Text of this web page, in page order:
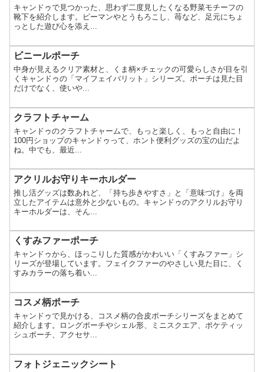
キャンドゥで見つかった、思わず二度見したくなる野菜モチーフの
靴下を紹介します。ピーマンやとうもろこし、苺など、足元にちょ
っとした遊び心を添え...
ビニールポーチ
中身が見えるクリア素材と、くま柄×チェックの可愛らしさが目を引
くキャンドゥの「マイフェイバリット」シリーズ。ポーチは見た目
だけでなく、使いや...
クラフトチャーム
キャンドゥのクラフトチャームで、もっと楽しく、もっと自由に！
100円ショップのキャンドゥって、ホント便利グッズの宝の山だよ
ね。中でも、最近...
アクリルお守りキーホルダー
推し活グッズは数あれど、「持ち歩きやすさ」と「意味づけ」を両
立したアイテムは意外と少ないもの。キャンドゥのアクリルお守り
キーホルダーは、そん...
くすみファーポーチ
キャンドゥから、ほっこりした質感がかわいい「くすみファー」シ
リーズが登場しています。フェイクファーのやさしい見た目に、く
すみカラーの落ち着い...
コスメ柄ポーチ
キャンドゥで見かける、コスメ柄の合皮ポーチシリーズをまとめて
紹介します。ロングポーチやシェル形、ミニスクエア、ポケティッ
シュポーチ、アクセサ...
フォトジェニックシート